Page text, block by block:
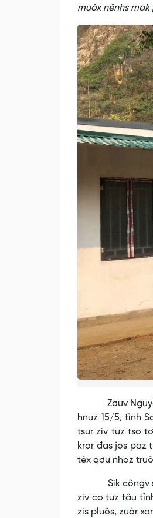
muôx nênhs
Zơưv Nguyễn
hnuz 15/5, tỉnh
tsưr ziv tưz tso
kror đas jos paz
têx qơư nhoz
Sik côngv siêz
ziv co tưz tâu
zis pluôs, zuôr